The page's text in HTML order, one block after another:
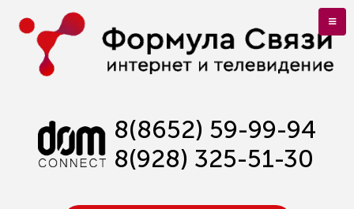
8(8652) 59-99-94
8(928) 325-51-30